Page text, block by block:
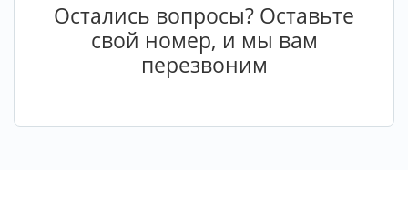
Остались вопросы? Оставьте
свой номер, и мы вам
перезвоним